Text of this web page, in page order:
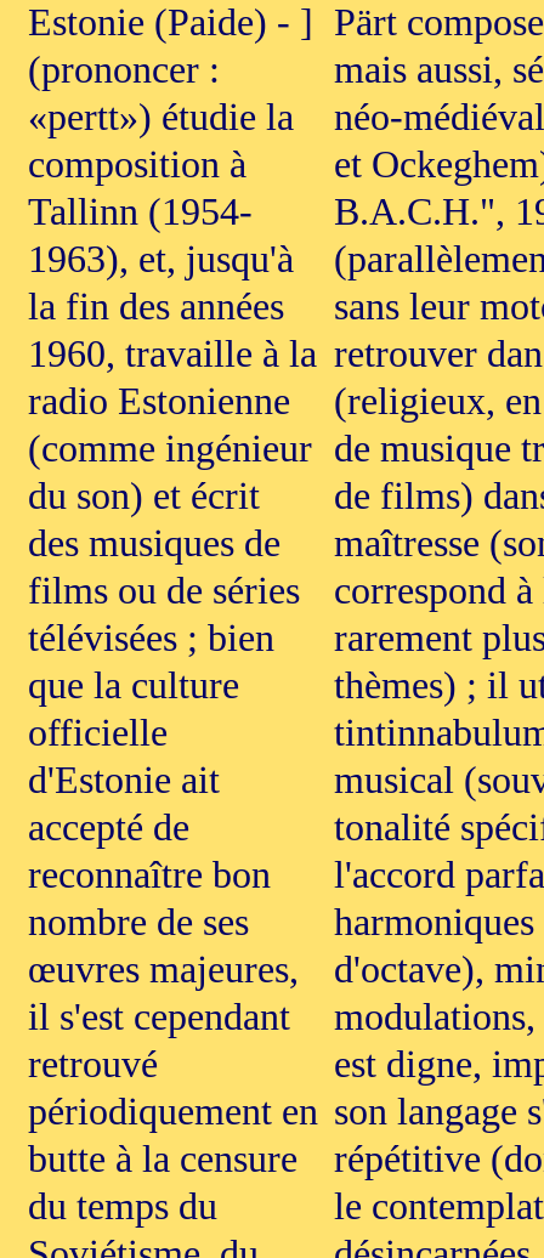
Estonie (Paide) - ]
(prononcer :
«pertt») étudie la
composition à
Tallinn (1954-
1963), et, jusqu'à
la fin des années
1960, travaille à la
radio Estonienne
(comme ingénieur
du son) et écrit
des musiques de
films ou de séries
télévisées ; bien
que la culture
officielle
d'Estonie ait
accepté de
reconnaître bon
nombre de ses
œuvres majeures,
il s'est cependant
retrouvé
périodiquement en
butte à la censure
du temps du
Pärt
mais aussi,
néo-
et
B.A.C.H.",
sans leur
retrouver
(religieux,
de musique
de films)
maîtresse
correspond
rarement
thèmes) ; il
musical
tonalité
l'accord
harmoniques
d'octave),
est digne,
son langage
répétitive
le